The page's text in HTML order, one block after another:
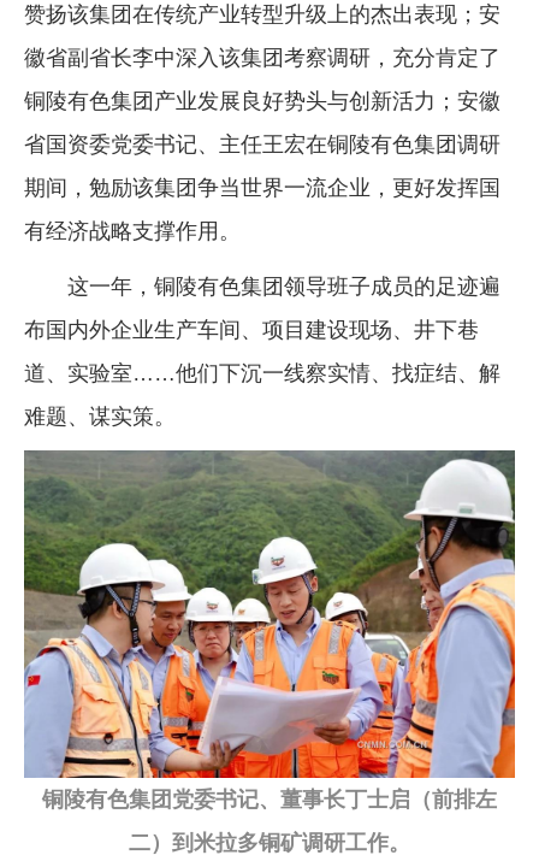
赞扬该集团在传统产业转型升级上的杰出表现；安
徽省副省长李中深入该集团考察调研，充分肯定了
铜陵有色集团产业发展良好势头与创新活力；安徽
省国资委党委书记、主任王宏在铜陵有色集团调研
期间，勉励该集团争当世界一流企业，更好发挥国
有经济战略支撑作用。
这一年，铜陵有色集团领导班子成员的足迹遍
布国内外企业生产车间、项目建设现场、井下巷
道、实验室……他们下沉一线察实情、找症结、解
难题、谋实策。
铜陵有色集团党委书记、董事长丁士启（前排左
二）到米拉多铜矿调研工作。